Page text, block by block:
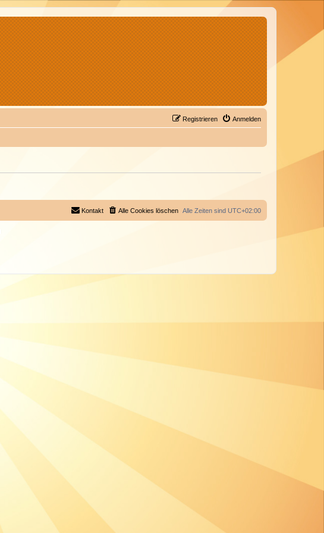
Anmelden
Registrieren
Alle Zeiten sind UTC+02:00
Alle Cookies löschen
Kontakt